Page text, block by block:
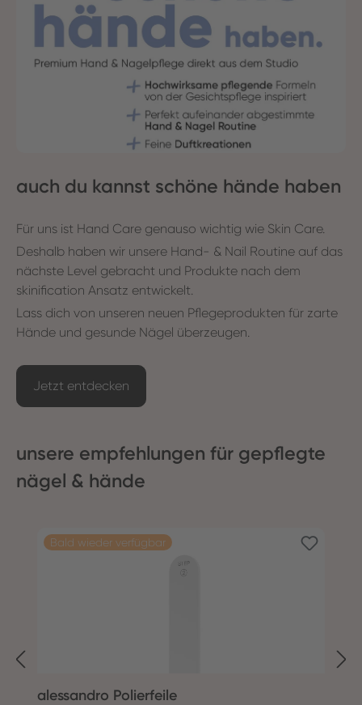
auch du kannst schöne hände haben
Für uns ist Hand Care genauso wichtig wie Skin Care.
Deshalb haben wir unsere Hand- & Nail Routine auf das
nächste Level gebracht und Produkte nach dem
skinification Ansatz entwickelt.
Lass dich von unseren neuen Pflegeprodukten für zarte
Hände und gesunde Nägel überzeugen.
Jetzt entdecken
unsere empfehlungen für gepflegte
nägel & hände
Produktgalerie überspringen
Bald wieder verfügbar
alessandro Polierfeile